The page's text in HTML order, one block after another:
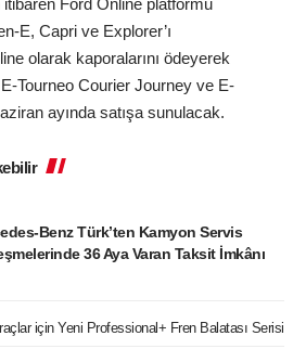
E, Capri ve Explorer’ı
olarak kaporalarını ödeyerek
Tourneo Courier Journey ve E-
ayında satışa sunulacak.
Benz Türk’ten Kamyon Servis
36 Aya Varan Taksit İmkânı
için Yeni Professional+ Fren Balatası Serisi